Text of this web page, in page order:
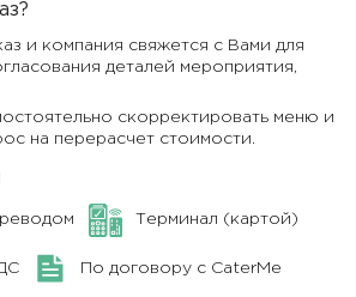
и компания свяжется с Вами для
деталей мероприятия,
скорректировать меню и
на перерасчет стоимости.
Терминал (картой)
По договору с CaterMe